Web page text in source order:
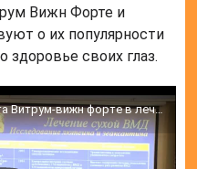
Вижн Форте и
о их популярности
здоровье своих глаз.
Наш опыт применения препарата Витрум-вижн форте в лечении макулодистрофии